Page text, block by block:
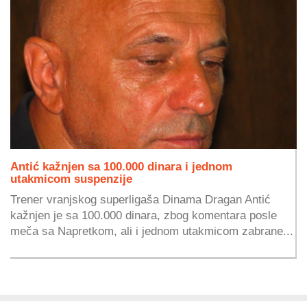
Antić kažnjen sa 100.000 dinara i jednom
utakmicom suspenzije
Trener vranjskog superligaša Dinama Dragan Antić
kažnjen je sa 100.000 dinara, zbog komentara posle
meča sa Napretkom, ali i jednom utakmicom zabrane...